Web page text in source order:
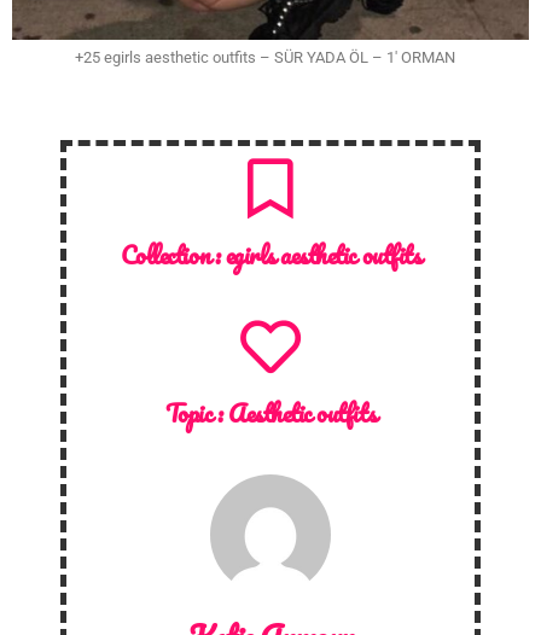
+25 egirls aesthetic outfits – SÜR YADA ÖL – 1′ ORMAN
Collection :egirls aesthetic outfits
Topic :Aesthetic outfits